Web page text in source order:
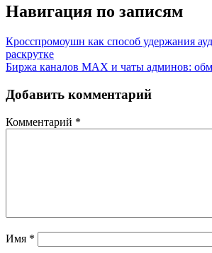
Навигация по записям
Кросспромоушн как способ удержания
раскрутке
Биржа каналов MAX и чаты админов:
Добавить комментарий
Комментарий *
Имя *